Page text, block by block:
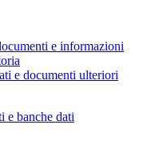
e informazioni
e documenti ulteriori
e banche dati